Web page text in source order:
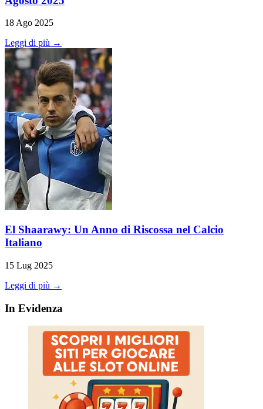
18 Ago 2025
Leggi di più →
El Shaarawy: Un Anno di Riscossa nel Calcio
Italiano
15 Lug 2025
Leggi di più →
In Evidenza